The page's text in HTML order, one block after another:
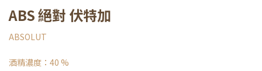
ABS 絕對 伏特加
ABSOLUT
酒精濃度：40 %